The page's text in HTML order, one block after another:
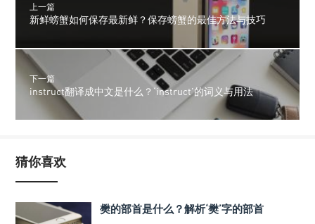
上一篇
新鲜螃蟹如何保存最新鲜？保存螃蟹的最佳方法与技巧
下一篇
instruct翻译成中文是什么？‘instruct’的词义与用法
猜你喜欢
樊的部首是什么？解析‘樊’字的部首